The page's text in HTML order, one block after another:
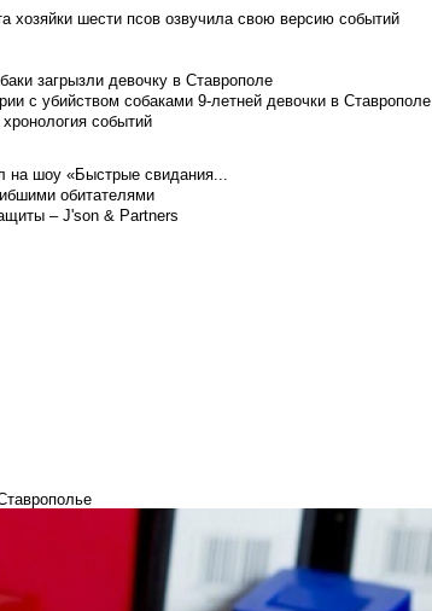
хозяйки шести псов озвучила свою версию событий
загрызли девочку в Ставрополе
с убийством собаками 9-летней девочки в Ставрополе
событий
на шоу «Быстрые свидания...
обитателями
– J'son & Partners